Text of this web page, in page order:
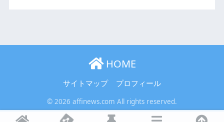
HOME
サイトマップ プロフィール
© 2026 affinews.com All rights reserved.